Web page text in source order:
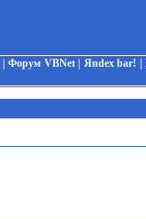
|Форум VBNet| Яndex bar! |